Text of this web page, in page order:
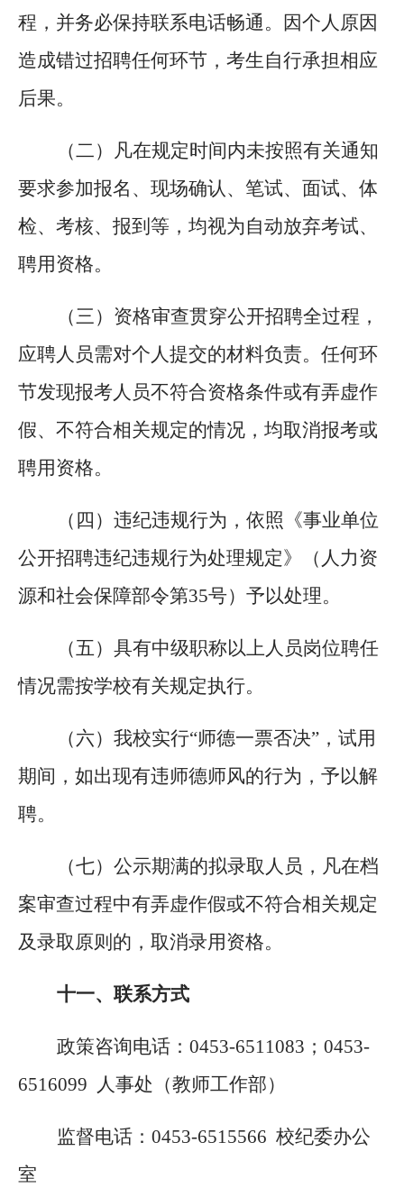
程，并务必保持联系电话畅通。因个人原因
造成错过招聘任何环节，考生自行承担相应
后果。
（二）凡在规定时间内未按照有关通知
要求参加报名、现场确认、笔试、面试、体
检、考核、报到等，均视为自动放弃考试、
聘用资格。
（三）资格审查贯穿公开招聘全过程，
应聘人员需对个人提交的材料负责。任何环
节发现报考人员不符合资格条件或有弄虚作
假、不符合相关规定的情况，均取消报考或
聘用资格。
（四）违纪违规行为，依照《事业单位
公开招聘违纪违规行为处理规定》（人力资
源和社会保障部令第35号）予以处理。
（五）具有中级职称以上人员岗位聘任
情况需按学校有关规定执行。
（六）我校实行“师德一票否决”，试用
期间，如出现有违师德师风的行为，予以解
聘。
（七）公示期满的拟录取人员，凡在档
案审查过程中有弄虚作假或不符合相关规定
及录取原则的，取消录用资格。
十一、 联系方式
政策咨询电话： 0453-6511083；0453-
6516099 人事处（教师工作部）
监督电话： 0453-6515566 校纪委办公
室